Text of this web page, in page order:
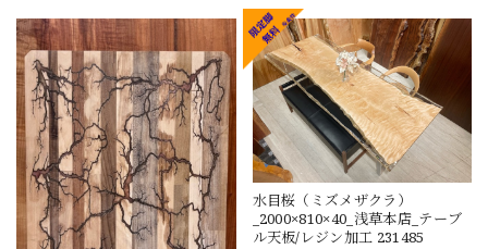
水目桜（ミズメザクラ）
_2000×810×40_浅草本店_テーブ
ル天板/レジン加工 231485